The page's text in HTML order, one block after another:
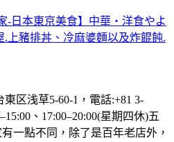
-日本東京美食】中華・洋食やよ
.上豬排丼、冷麻婆麵以及炸餛飩.
区浅草5-60-1，電話:+81 3-
、17:00–20:00(星期四休)五
一點不同，除了是百年老店外，